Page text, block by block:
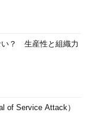
い？ 生産性と組織力
of Service Attack）